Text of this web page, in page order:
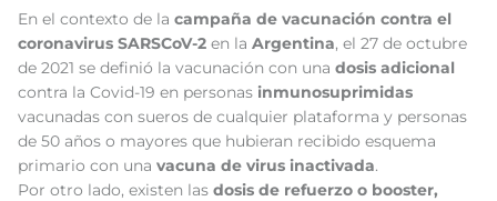
En el contexto de la campaña de vacunación contra el
coronavirus SARSCoV-2 en la Argentina, el 27 de octubre
de 2021 se definió la vacunación con una dosis adicional
contra la Covid-19 en personas inmunosuprimidas
vacunadas con sueros de cualquier plataforma y personas
de 50 años o mayores que hubieran recibido esquema
primario con una vacuna de virus inactivada.
Por otro lado, existen las dosis de refuerzo o booster,